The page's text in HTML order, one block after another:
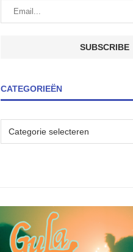
CATEGORIEËN